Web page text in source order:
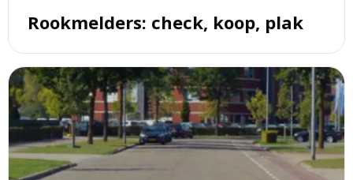
Rookmelders: check, koop, plak
Lees
meer
over
Bereikbaarheid
voor